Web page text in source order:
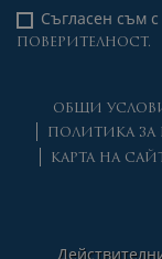
Съгласен съм с
ПОВЕРИТЕЛНОСТ.
ОБЩИ
ПОЛИТИКА ЗА
КАРТА НА